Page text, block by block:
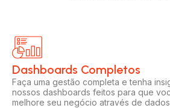
Dashboards Completos​​
Faça uma gestão completa e tenha
nossos dashboards feitos para que
melhore seu negócio através de